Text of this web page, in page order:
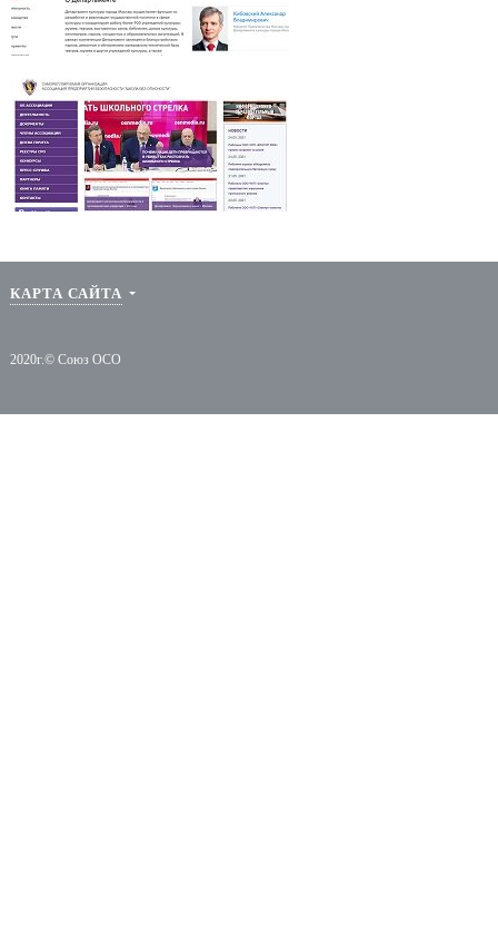
Департамент культуры города
Москвы
КАРТА САЙТА
О СОЮЗЕ
Миссия
Структура
Руководство
ДЕЯТЕЛЬНОСТЬ
Организация обучения
кадров
Техническое оснащение
объектов охраны
2020г.© Союз ОСО